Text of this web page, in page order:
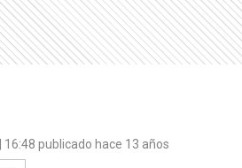
publicado hace 13 años